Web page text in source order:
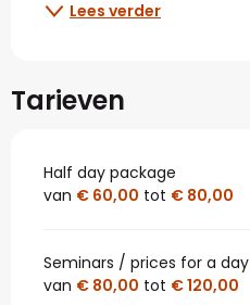
Lees verder
Tarieven
Half day package
van € 60,00 tot € 80,00
Seminars / prices for a day
van € 80,00 tot € 120,00